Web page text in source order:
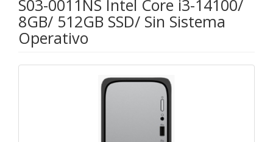
S03-0011NS Intel Core i3-14100/
8GB/ 512GB SSD/ Sin Sistema
Operativo